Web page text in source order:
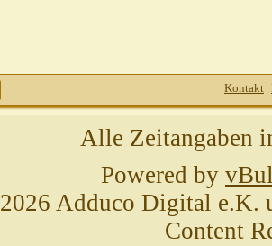
Kontakt
Alle Zeitangaben
Powered by
Adduco Digital e.K.
Content